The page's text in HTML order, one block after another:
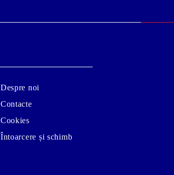
Despre noi
Contacte
Cookies
Întoarcere și schimb